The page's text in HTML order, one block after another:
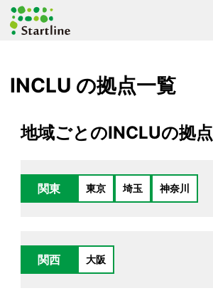
イ
INCLU の拠点一覧
地域ごとのINCLUの拠点
関東 東京 埼玉 神奈川
関西 大阪